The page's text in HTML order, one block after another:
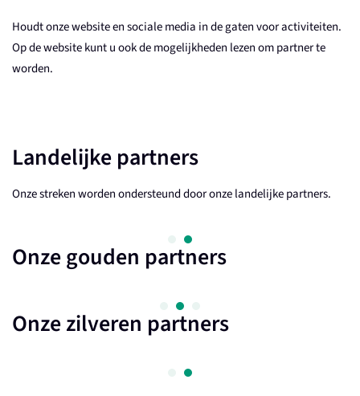
Houdt onze website en sociale media in de gaten voor activiteiten.
Op de website kunt u ook de mogelijkheden lezen om partner te
worden.
Landelijke partners
Onze streken worden ondersteund door onze landelijke partners.
Onze gouden partners
Onze zilveren partners